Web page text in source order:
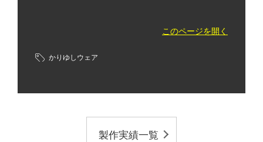
このページを開く
かりゆしウェア
製作実績一覧